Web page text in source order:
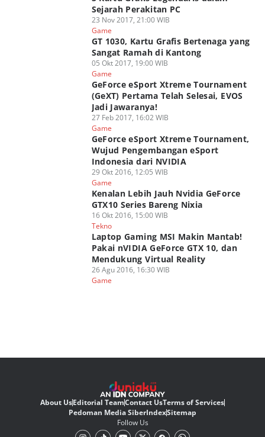
Sejarah Perakitan PC
23 Nov 2017, 21:00 WIB
Game
GT 1030, Kartu Grafis Bertenaga yang
Sangat Ramah di Kantong
05 Okt 2017, 19:00 WIB
Game
GeForce eSport Xtreme Tournament
(GeXT) Pertama Telah Selesai, EVOS
Jadi Jawaranya!
27 Feb 2017, 16:02 WIB
Game
GeForce eSport Xtreme Tournament,
Wujud Pengembangan eSport
Indonesia dari NVIDIA
29 Okt 2016, 12:05 WIB
Game
Kenalan Lebih Jauh Nvidia GeForce
GTX10 Series Bareng Nixia
16 Okt 2016, 15:00 WIB
Tekno
Laptop Gaming MSI Makin Mantab!
Pakai nVIDIA GeForce GTX 10, dan
Mendukung Virtual Reality
26 Agu 2016, 16:30 WIB
Game
About UsEditorial TeamContact UsTerms of Services
Pedoman Media SiberIndexSitemap
Follow Us